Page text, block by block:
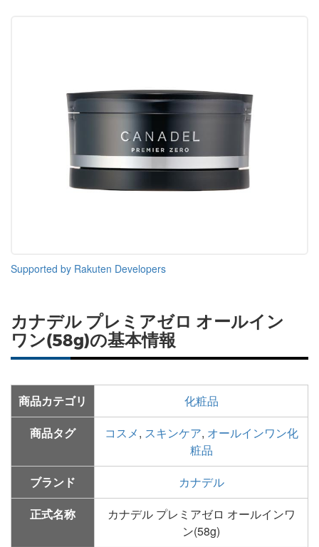
Supported by Rakuten Developers
カナデル プレミアゼロ オールイン
ワン(58g)の基本情報
商品カテゴリ
化粧品
商品タグ
コスメ, スキンケア, オールインワン化
粧品
ブランド
カナデル
正式名称
カナデル プレミアゼロ オールインワ
ン(58g)